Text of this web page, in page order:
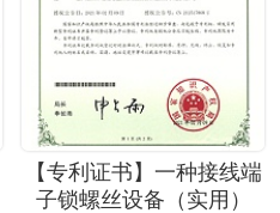
【专利证书】一种接线端
子锁螺丝设备（实用）